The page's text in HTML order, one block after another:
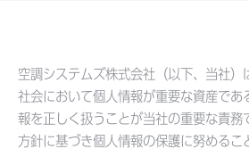
空調システムズ株式会社（以下、当社）
社会において個人情報が重要な資産であ
報を正しく扱うことが当社の重要な責務
方針に基づき個人情報の保護に努めるこ